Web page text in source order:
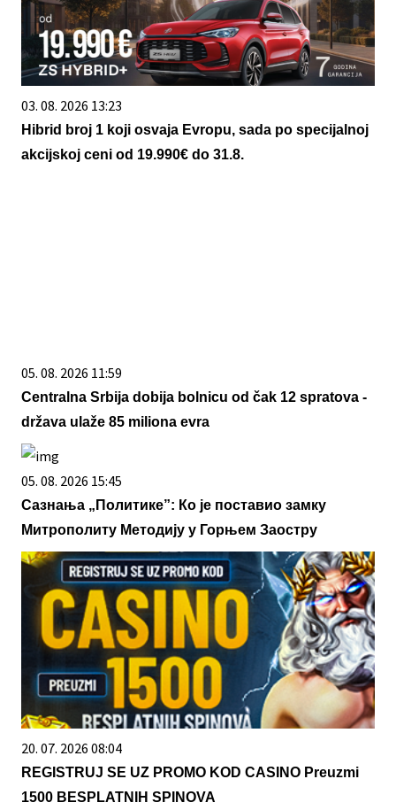
03. 08. 2026 13:23
Hibrid broj 1 koji osvaja Evropu, sada po specijalnoj
akcijskoj ceni od 19.990€ do 31.8.
05. 08. 2026 11:59
Centralna Srbija dobija bolnicu od čak 12 spratova -
država ulaže 85 miliona evra
05. 08. 2026 15:45
Сазнања „Политике”: Ко је поставио замку
Митрополиту Методију у Горњем Заостру
20. 07. 2026 08:04
REGISTRUJ SE UZ PROMO KOD CASINO Preuzmi
1500 BESPLATNIH SPINOVA